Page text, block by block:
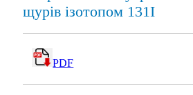
щурів ізотопом 131І
PDF